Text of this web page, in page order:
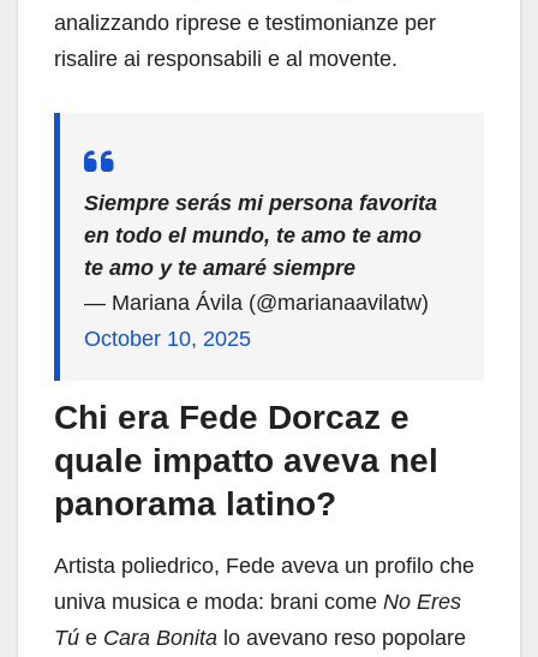
analizzando riprese e testimonianze per
risalire ai responsabili e al movente.
Siempre serás mi persona favorita
en todo el mundo, te amo te amo
te amo y te amaré siempre
— Mariana Ávila (@marianaavilatw)
October 10, 2025
Chi era Fede Dorcaz e
quale impatto aveva nel
panorama latino?
Artista poliedrico, Fede aveva un profilo che
univa musica e moda: brani come No Eres
Tú e Cara Bonita lo avevano reso popolare